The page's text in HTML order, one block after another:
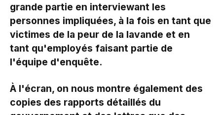
grande partie en interviewant les
personnes impliquées, à la fois en tant que
victimes de la peur de la lavande et en
tant qu'employés faisant partie de
l'équipe d'enquête.
À l'écran, on nous montre également des
copies des rapports détaillés du